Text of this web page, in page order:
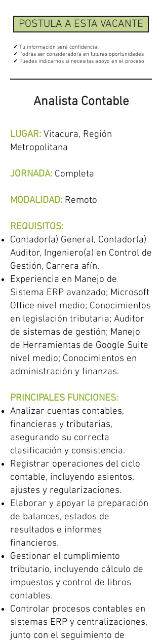
POSTULA A ESTA VACANTE
✔ Tu información será confidencial
✔ Podrás ser considerado/a en futuras oportunidades
✔ Puedes indicarnos si necesitas apoyo en el proceso
Analista Contable
LUGAR: Vitacura, Región
Metropolitana
JORNADA: Completa
MODALIDAD: Remoto
REQUISITOS:
Contador(a) General, Contador(a)
Auditor, Ingeniero(a) en Control de
Gestión, Carrera afín.
Experiencia en Manejo de
Sistema ERP avanzado; Microsoft
Office nivel medio; Conocimientos
en legislación tributaria; Auditor
de sistemas de gestión; Manejo
de Herramientas de Google Suite
nivel medio; Conocimientos en
administración y finanzas.
PRINCIPALES FUNCIONES:
Analizar cuentas contables,
financieras y tributarias,
asegurando su correcta
clasificación y consistencia.
Registrar operaciones del ciclo
contable, incluyendo asientos,
ajustes y regularizaciones.
Elaborar y apoyar la preparación
de balances, estados de
resultados e informes
financieros.
Gestionar el cumplimiento
tributario, incluyendo cálculo de
impuestos y control de libros
contables.
Controlar procesos contables en
sistemas ERP y centralizaciones,
junto con el seguimiento de